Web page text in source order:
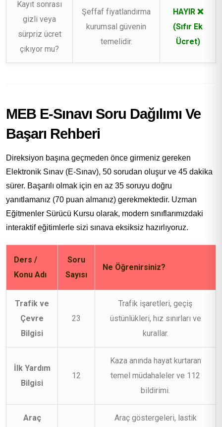
Kayıt sonrası
gizli veya
sürpriz ücret
çıkıyor mu?
Şeffaf fiyatlandırma
kurumsal güvenin
temelidir.
HAYIR ❌
(Sıfır Ek
Ücret)
MEB E-Sınavı Soru Dağılımı Ve
Başarı Rehberi
Direksiyon başına geçmeden önce girmeniz gereken
Elektronik Sınav (E-Sınav), 50 sorudan oluşur ve 45 dakika
sürer. Başarılı olmak için en az 35 soruyu doğru
yanıtlamanız (70 puan almanız) gerekmektedir. Uzman
Eğitmenler Sürücü Kursu olarak, modern sınıflarımızdaki
interaktif eğitimlerle sizi sınava eksiksiz hazırlıyoruz.
Ders /
Konu Adı
Soru
Sayısı
Ne Öğrenirsiniz?
Trafik ve
Çevre
Bilgisi
23
Trafik işaretleri, geçiş
üstünlükleri, hız sınırları ve
kurallar.
İlk Yardım
Bilgisi
12
Kaza anında hayat kurtaran
temel müdahaleler ve 112
bildirimi.
Araç
Araç göstergeleri, lastik